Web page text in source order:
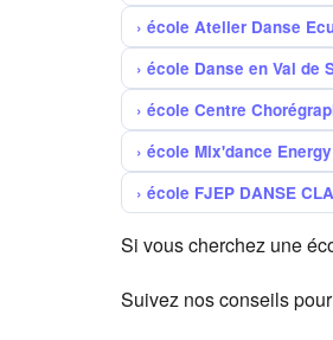
école Atelier Danse
école Danse en Val de
école Centre
école Mix'dance
école FJEP DANSE
Si vous cherchez une
Suivez nos conseils